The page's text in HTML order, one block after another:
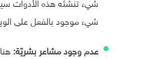
شيء موجود بالفعل على
عدم وجود مشاعر بشريّة: